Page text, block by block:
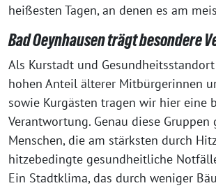
heißesten Tagen, an denen es am
Bad Oeynhausen trägt besondere
Als Kurstadt und
hohen Anteil älterer Mitbürgerinnen
sowie Kurgästen tragen wir hier eine
Verantwortung. Genau diese Gruppen
Menschen, die am stärksten durch
hitzebedingte gesundheitliche
Ein Stadtklima, das durch weniger